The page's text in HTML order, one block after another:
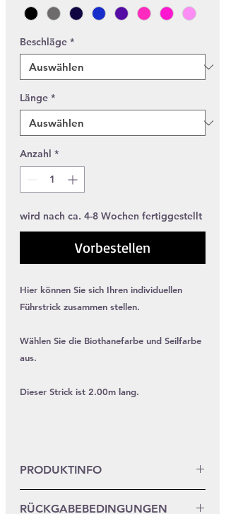
Beschläge *
Länge *
Anzahl *
wird nach ca. 4-8 Wochen fertiggestellt
Vorbestellen
Hier können Sie sich Ihren individuellen
Führstrick zusammen stellen.
Wählen Sie die Biothanefarbe und Seilfarbe
aus.
Dieser Strick ist 2.00m lang.
PRODUKTINFO
10mm. Die Biothane ist 16mm breit.
RÜCKGABEBEDINGUNGEN